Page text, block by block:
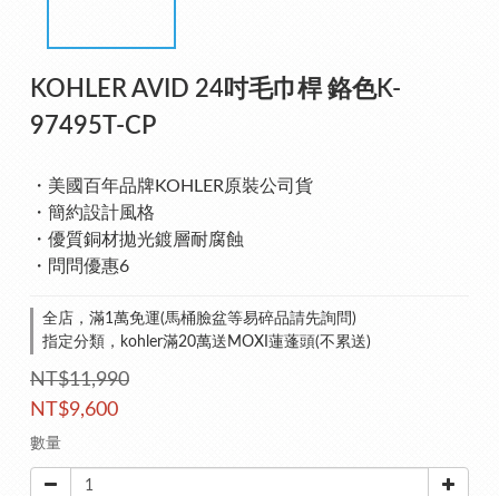
KOHLER AVID 24吋毛巾桿 鉻色K-
97495T-CP
・美國百年品牌KOHLER原裝公司貨
・簡約設計風格
・優質銅材拋光鍍層耐腐蝕
・問問優惠6
全店，滿1萬免運(馬桶臉盆等易碎品請先詢問)
指定分類，kohler滿20萬送MOXI蓮蓬頭(不累送)
NT$11,990
NT$9,600
數量